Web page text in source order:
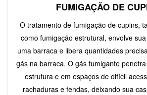
FUMIGAÇÃO DE
O tratamento de fumigação de cupins,
como fumigação estrutural, envolve
uma barraca e libera quantidades
gás na barraca. O gás fumigante
estrutura e em espaços de difícil
rachaduras e fendas, deixando sua